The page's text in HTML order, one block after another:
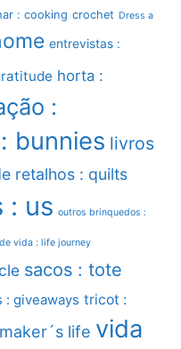
: cooking crochet Dress a
entrevistas :
horta :
:
bunnies livros
retalhos : quilts
: us outros brinquedos :
vida : life journey
sacos : tote
: giveaways tricot :
life vida